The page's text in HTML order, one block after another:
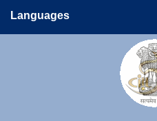
Languages